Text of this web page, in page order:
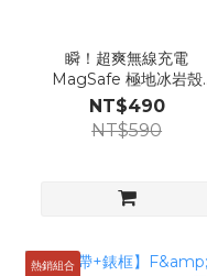
瞬！超爽無線充電
MagSafe 極地冰岩殼
iPhone 手機保護殼+玻璃
貼Londonimg【K50s】
NT$490
NT$590
熱銷組合